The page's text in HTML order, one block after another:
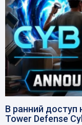
В ранний доступ
Tower Defense